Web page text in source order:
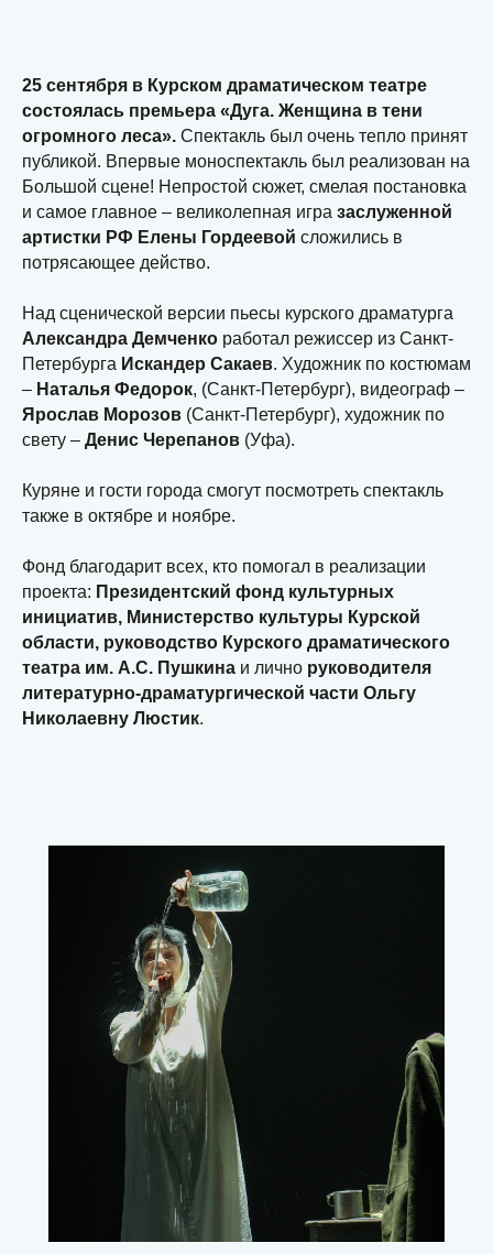
25 сентября в Курском драматическом театре
состоялась премьера «Дуга. Женщина в тени
огромного леса». Спектакль был очень тепло принят
публикой. Впервые моноспектакль был реализован на
Большой сцене! Непростой сюжет, смелая постановка
и самое главное – великолепная игра заслуженной
артистки РФ Елены Гордеевой сложились в
потрясающее действо.
Над сценической версии пьесы курского драматурга
Александра Демченко работал режиссер из Санкт-
Петербурга Искандер Сакаев. Художник по костюмам
– Наталья Федорок, (Санкт-Петербург), видеограф –
Ярослав Морозов (Санкт-Петербург), художник по
свету – Денис Черепанов (Уфа).
Куряне и гости города смогут посмотреть спектакль
также в октябре и ноябре.
Фонд благодарит всех, кто помогал в реализации
проекта: Президентский фонд культурных
инициатив, Министерство культуры Курской
области, руководство Курского драматического
театра им. А.С. Пушкина и лично руководителя
литературно-драматургической части Ольгу
Николаевну Люстик.